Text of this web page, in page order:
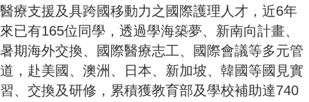
醫療支援及具跨國移動力之國際護理人才，近6年
來已有165位同學，透過學海築夢、新南向計畫、
暑期海外交換、國際醫療志工、國際會議等多元管
道，赴美國、澳洲、日本、新加坡、韓國等國見實
習、交換及研修，累積獲教育部及學校補助達740